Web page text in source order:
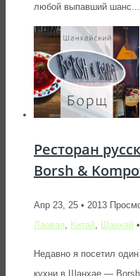
любой выпавший шанс...
Ресторан
Borsh &
Апр 23, 25 • 2013
Лаовая
Китай Шанхай •
Недавно я посетил
кухни в Шанхае —